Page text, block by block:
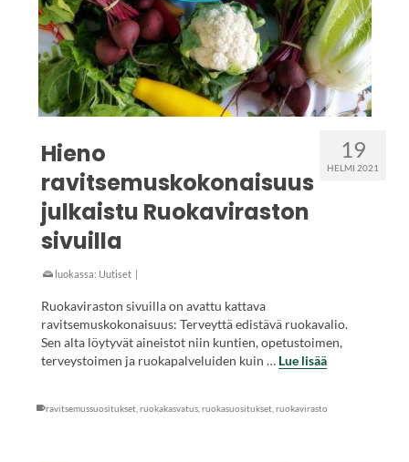
19
HELMI 2021
Hieno
ravitsemuskokonaisuus
julkaistu Ruokaviraston
sivuilla
luokassa: Uutiset |
Ruokaviraston sivuilla on avattu kattava
ravitsemuskokonaisuus: Terveyttä edistävä ruokavalio.
Sen alta löytyvät aineistot niin kuntien, opetustoimen,
terveystoimen ja ruokapalveluiden kuin … Lue lisää
ravitsemussuositukset ruokakasvatus ruokasuositukset ruokavirasto